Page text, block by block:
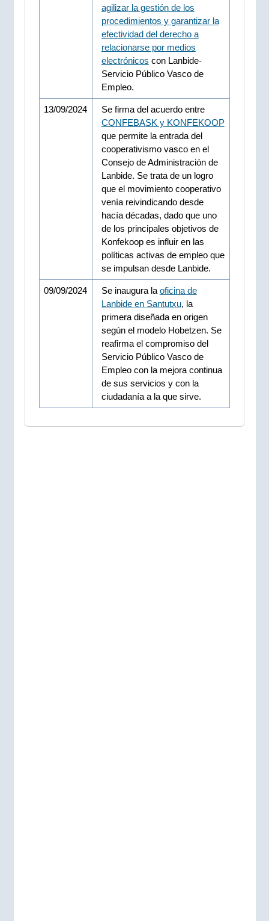
agilizar la gestión de los
procedimientos y garantizar la
efectividad del derecho a
relacionarse por medios
electrónicos con Lanbide-
Servicio Público Vasco de
Empleo.
13/09/2024
Se firma del acuerdo entre
CONFEBASK y KONFEKOOP
que permite la entrada del
cooperativismo vasco en el
Consejo de Administración de
Lanbide. Se trata de un logro
que el movimiento cooperativo
venía reivindicando desde
hacía décadas, dado que uno
de los principales objetivos de
Konfekoop es influir en las
políticas activas de empleo que
se impulsan desde Lanbide.
09/09/2024 Se inaugura la oficina de
Lanbide en Santutxu, la
primera diseñada en origen
según el modelo Hobetzen. Se
reafirma el compromiso del
Servicio Público Vasco de
Empleo con la mejora continua
de sus servicios y con la
ciudadanía a la que sirve.